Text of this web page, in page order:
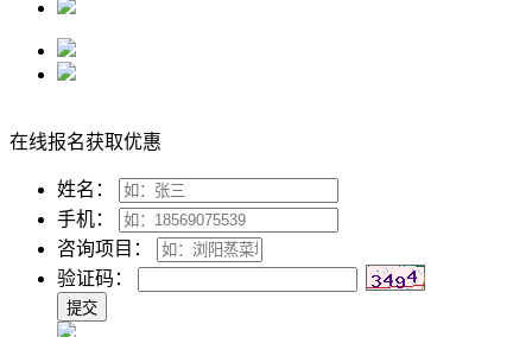
在线报名获取优惠
姓名：
手机：
咨询项目：
验证码：